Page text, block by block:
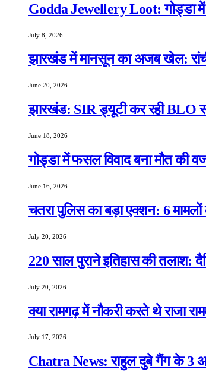
Godda Jewellery Loot: गोड्डा में
July 8, 2026
झारखंड में मानसून का अजब खेल:
June 20, 2026
झारखंड: SIR ड्यूटी कर रही BLO
June 18, 2026
गोड्डा में फसल विवाद बना मौत की
June 16, 2026
चतरा पुलिस का बड़ा एक्शन: 6 मामलों
July 20, 2026
220 साल पुराने इतिहास की तलाश:
July 20, 2026
क्या रामगढ़ में नौकरी करते थे राजा
July 17, 2026
Chatra News: राहुल दुबे गैंग के 3